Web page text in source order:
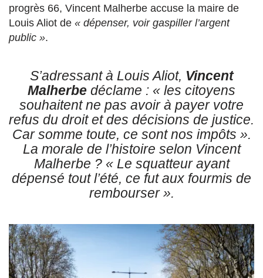
progrès 66, Vincent Malherbe accuse la maire de
Louis Aliot de « dépenser, voir gaspiller l’argent
public ».
S’adressant à Louis Aliot, Vincent
Malherbe déclame : « les citoyens
souhaitent ne pas avoir à payer votre
refus du droit et des décisions de justice.
Car somme toute, ce sont nos impôts ».
La morale de l’histoire selon Vincent
Malherbe ? « Le squatteur ayant
dépensé tout l’été, ce fut aux fourmis de
rembourser ».